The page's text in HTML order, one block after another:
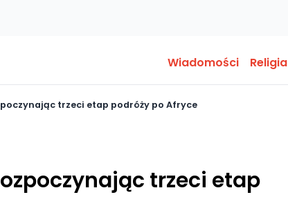
Wiadomości Religia
trzeci etap podróży po Afryce
trzeci etap